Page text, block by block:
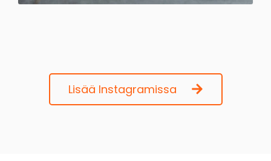
Lisää Instagramissa